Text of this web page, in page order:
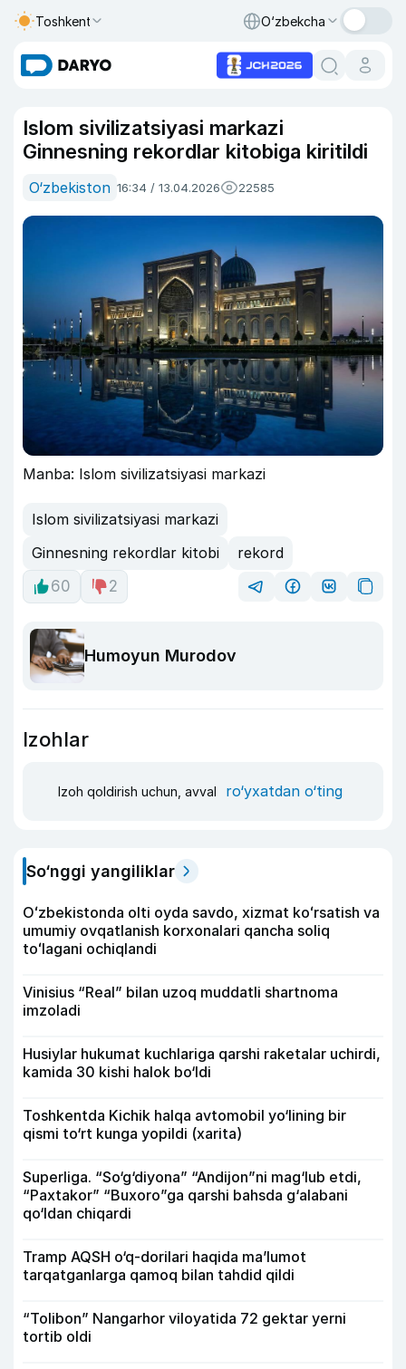
Toshkent O‘zbekcha
Islom sivilizatsiyasi markazi
Ginnesning rekordlar kitobiga kiritildi
O‘zbekiston 16:34 / 13.04.2026 22585
Manba: Islom sivilizatsiyasi markazi
Islom sivilizatsiyasi markazi
Ginnesning rekordlar kitobi
rekord
60
2
Humoyun Murodov
Izohlar
Izoh qoldirish uchun, avval ro‘yxatdan o‘ting
So‘nggi yangiliklar
Oʻzbekistonda olti oyda savdo, xizmat koʻrsatish va
umumiy ovqatlanish korxonalari qancha soliq
toʻlagani ochiqlandi
Vinisius “Real” bilan uzoq muddatli shartnoma
imzoladi
Husiylar hukumat kuchlariga qarshi raketalar uchirdi,
kamida 30 kishi halok bo‘ldi
Toshkentda Kichik halqa avtomobil yo‘lining bir
qismi to‘rt kunga yopildi (xarita)
Superliga. “So‘g‘diyona” “Andijon”ni mag‘lub etdi,
“Paxtakor” “Buxoro”ga qarshi bahsda g‘alabani
qo‘ldan chiqardi
Tramp AQSH o‘q-dorilari haqida ma’lumot
tarqatganlarga qamoq bilan tahdid qildi
“Tolibon” Nangarhor viloyatida 72 gektar yerni
tortib oldi